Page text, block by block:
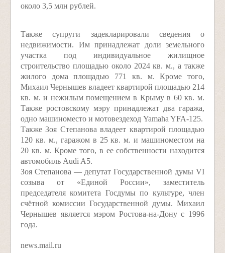
около 3,5 млн рублей.
Также супруги задекларировали сведения о
недвижимости. Им принадлежат доли земельного
участка под индивидуальное жилищное
строительство площадью около 2024 кв. м., а также
жилого дома площадью 771 кв. м. Кроме того,
Михаил Чернышев владеет квартирой площадью 214
кв. м. и нежилым помещением в Крыму в 60 кв. м.
Также ростовскому мэру принадлежат два гаража,
одно машиноместо и мотовездеход Yamaha YFA-125.
Также Зоя Степанова владеет квартирой площадью
120 кв. м., гаражом в 25 кв. м. и машиноместом на
20 кв. м. Кроме того, в ее собственности находится
автомобиль Audi A5.
Зоя Степанова — депутат Государственной думы VI
созыва от «Единой России», заместитель
председателя комитета Госдумы по культуре, член
счётной комиссии Государственной думы. Михаил
Чернышев является мэром Ростова-на-Дону с 1996
года.
news.mail.ru